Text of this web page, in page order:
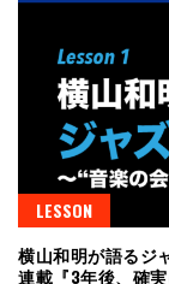
LESSON
横山和明が語るジ
連載『3年後、確